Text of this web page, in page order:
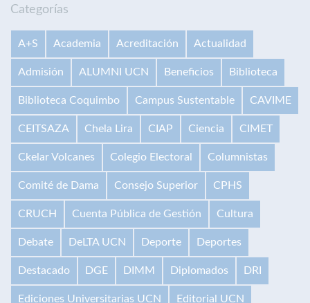
Categorías
A+S Academia Acreditación Actualidad
Admisión ALUMNI UCN Beneficios Biblioteca
Biblioteca Coquimbo Campus Sustentable CAVIME
CEITSAZA Chela Lira CIAP Ciencia CIMET
Ckelar Volcanes Colegio Electoral Columnistas
Comité de Dama Consejo Superior CPHS
CRUCH Cuenta Pública de Gestión Cultura
Debate DeLTA UCN Deporte Deportes
Destacado DGE DIMM Diplomados DRI
Ediciones Universitarias UCN Editorial UCN